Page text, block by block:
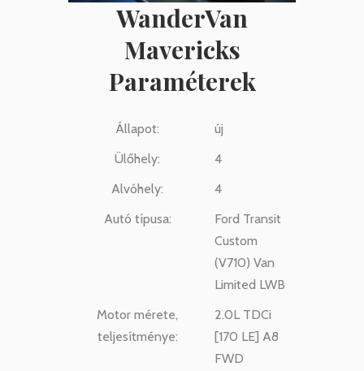
WanderVan
Mavericks
Paraméterek
Állapot:
új
Ülőhely:
4
Alvóhely:
4
Autó típusa:
Ford Transit
Custom
(V710) Van
Limited LWB
Motor mérete,
teljesítménye:
2.0L TDCi
[170 LE] A8
FWD